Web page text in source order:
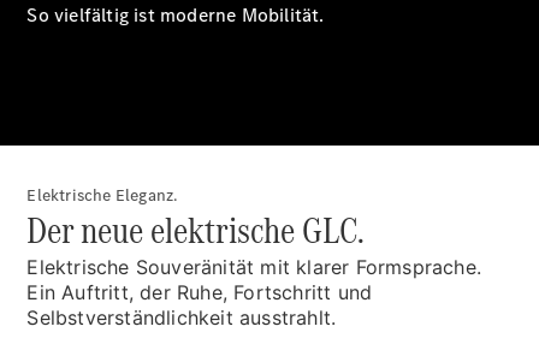
Check
DAB+
Aussenreinigung
Fahrzeug
Innenreinigung
Fahrzeug
Aussenwäsche
Klimaanlagen-
So vielfältig ist moderne Mobilität.
Elektrische Eleganz.
Der neue elektrische GLC.
Elektrische Souveränität mit klarer Formsprache.
Ein Auftritt, der Ruhe, Fortschritt und
Selbstverständlichkeit ausstrahlt.